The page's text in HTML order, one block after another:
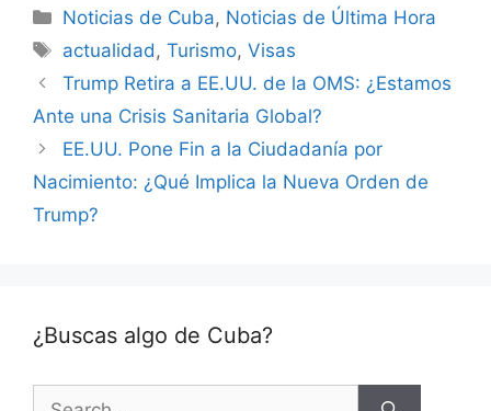
Categories
Noticias de Cuba, Noticias de Última Hora
Tags
actualidad ,Turismo,Visas
Trump Retira a EE.UU. de la OMS: ¿Estamos
Ante una Crisis Sanitaria Global?
EE.UU. Pone Fin a la Ciudadanía por
Nacimiento: ¿Qué Implica la Nueva Orden de
Trump?
¿Buscas algo de Cuba?